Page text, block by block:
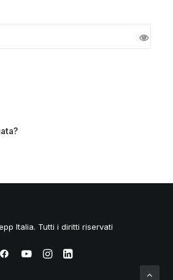
Italia. Tutti i diritti riservati